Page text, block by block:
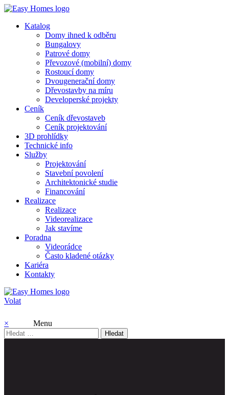
Katalog
Domy ihned k odběru
Bungalovy
Patrové domy
Převozové (mobilní) domy
Rostoucí domy
Dvougenerační domy
Dřevostavby na míru
Developerské projekty
Ceník
Ceník dřevostaveb
Ceník projektování
3D prohlídky
Technické info
Služby
Projektování
Stavební povolení
Architektonické studie
Financování
Realizace
Realizace
Videorealizace
Jak stavíme
Poradna
Videorádce
Často kladené otázky
Kariéra
Kontakty
Volat
×
Menu
Vyhledávání